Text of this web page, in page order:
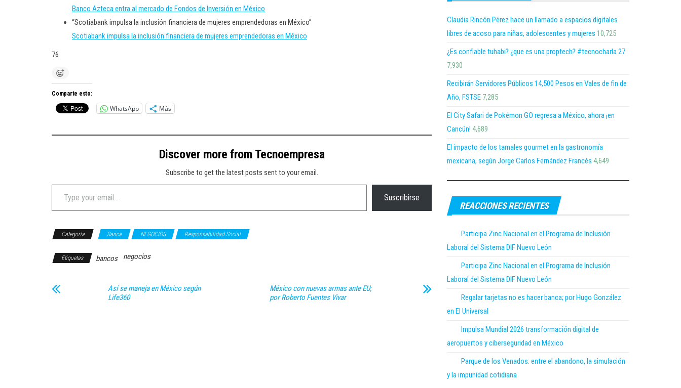
Banco Azteca entra al mercado de Fondos de Inversión en México
“Scotiabank impulsa la inclusión financiera de mujeres emprendedoras en México”
Scotiabank impulsa la inclusión financiera de mujeres emprendedoras en México
76
Comparte esto:
WhatsApp Más
Discover more from Tecnoempresa
Subscribe to get the latest posts sent to your email.
Type your email…
Suscribirse
Categoría Banca NEGOCIOS Responsabilidad Social
Etiquetas bancos negocios
Así se maneja en México según
Life360
México con nuevas armas ante EU;
por Roberto Fuentes Vivar
Claudia Rincón Pérez hace un llamado a espacios digitales
libres de acoso para niñas, adolescentes y mujeres 10,725
¿Es confiable tuhabi? ¿que es una proptech? #tecnocharla 27
7,930
Recibirán Servidores Públicos 14,500 Pesos en Vales de fin de
Año, FSTSE 7,285
El City Safari de Pokémon GO regresa a México, ahora ¡en
Cancún! 4,689
El impacto de los tamales gourmet en la gastronomía
mexicana, según Jorge Carlos Fernández Francés 4,649
REACCIONES RECIENTES
Participa Zinc Nacional en el Programa de Inclusión
Laboral del Sistema DIF Nuevo León
Participa Zinc Nacional en el Programa de Inclusión
Laboral del Sistema DIF Nuevo León
Regalar tarjetas no es hacer banca; por Hugo González
en El Universal
Impulsa Mundial 2026 transformación digital de
aeropuertos y ciberseguridad en México
Parque de los Venados: entre el abandono, la simulación
y la impunidad cotidiana